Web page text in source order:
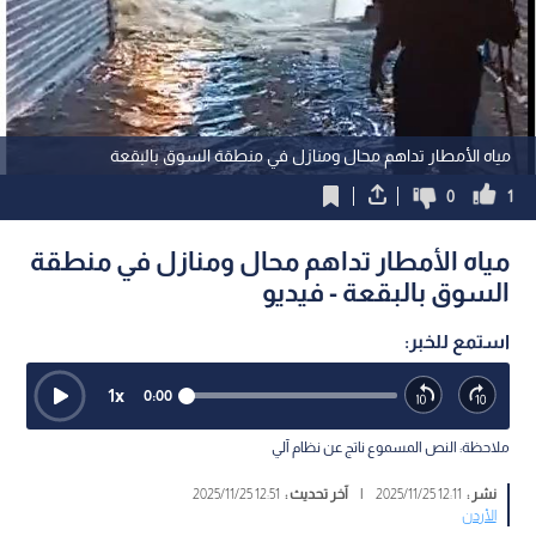
مياه الأمطار تداهم محال ومنازل في منطقة السوق بالبقعة
1
0
مياه الأمطار تداهم محال ومنازل في منطقة
السوق بالبقعة - فيديو
استمع للخبر:
0:00
1x
ملاحظة: النص المسموع ناتج عن نظام آلي
نشر : 12:11 2025/11/25
| آخر تحديث : 12:51 2025/11/25
الأردن